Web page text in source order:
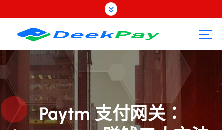
至
Paytm 支付网关：